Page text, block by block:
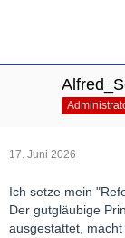
17. Juni 2026
Ich setze mein
Der gutgläubige
ausgestattet,